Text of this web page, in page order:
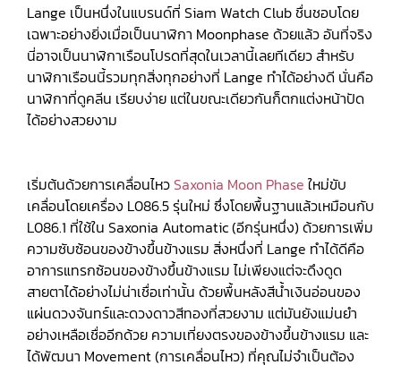
Lange เป็นหนึ่งในแบรนด์ที่ Siam Watch Club ชื่นชอบโดย
เฉพาะอย่างยิ่งเมื่อเป็นนาฬิกา Moonphase ด้วยแล้ว อันที่จริง
นี่อาจเป็นนาฬิกาเรือนโปรดที่สุดในเวลานี้เลยทีเดียว สำหรับ
นาฬิกาเรือนนี้รวมทุกสิ่งทุกอย่างที่ Lange ทำได้อย่างดี นั่นคือ
นาฬิกาที่ดูคลีน เรียบง่าย แต่ในขณะเดียวกันก็ตกแต่งหน้าปัด
ได้อย่างสวยงาม
เริ่มต้นด้วยการเคลื่อนไหว Saxonia Moon Phase ใหม่ขับ
เคลื่อนโดยเครื่อง L086.5 รุ่นใหม่ ซึ่งโดยพื้นฐานแล้วเหมือนกับ
L086.1 ที่ใช้ใน Saxonia Automatic (อีกรุ่นหนึ่ง) ด้วยการเพิ่ม
ความซับซ้อนของข้างขึ้นข้างแรม สิ่งหนึ่งที่ Lange ทำได้ดีคือ
อาการแทรกซ้อนของข้างขึ้นข้างแรม ไม่เพียงแต่จะดึงดูด
สายตาได้อย่างไม่น่าเชื่อเท่านั้น ด้วยพื้นหลังสีน้ำเงินอ่อนของ
แผ่นดวงจันทร์และดวงดาวสีทองที่สวยงาม แต่มันยังแม่นยำ
อย่างเหลือเชื่ออีกด้วย ความเที่ยงตรงของข้างขึ้นข้างแรม และ
ได้พัฒนา Movement (การเคลื่อนไหว) ที่คุณไม่จำเป็นต้อง